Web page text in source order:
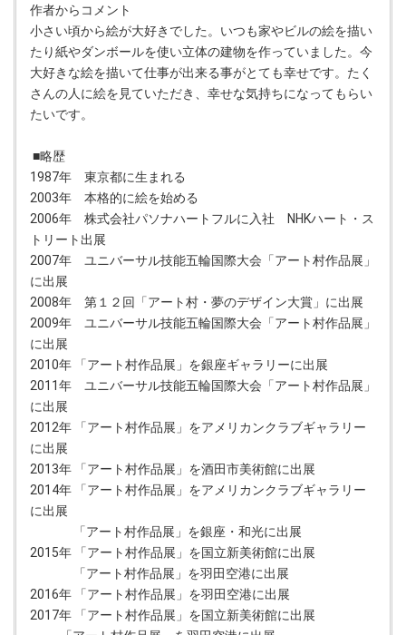
作者からコメント
小さい頃から絵が大好きでした。いつも家やビルの絵を描い
たり紙やダンボールを使い立体の建物を作っていました。今
大好きな絵を描いて仕事が出来る事がとても幸せです。たく
さんの人に絵を見ていただき、幸せな気持ちになってもらい
たいです。
■略歴
1987年 東京都に生まれる
2003年 本格的に絵を始める
2006年 株式会社パソナハートフルに入社 NHKハート・ス
トリート出展
2007年 ユニバーサル技能五輪国際大会「アート村作品展」
に出展
2008年 第１２回「アート村・夢のデザイン大賞」に出展
2009年 ユニバーサル技能五輪国際大会「アート村作品展」
に出展
2010年 「アート村作品展」を銀座ギャラリーに出展
2011年 ユニバーサル技能五輪国際大会「アート村作品展」
に出展
2012年 「アート村作品展」をアメリカンクラブギャラリー
に出展
2013年 「アート村作品展」を酒田市美術館に出展
2014年 「アート村作品展」をアメリカンクラブギャラリー
に出展
「アート村作品展」を銀座・和光に出展
2015年 「アート村作品展」を国立新美術館に出展
「アート村作品展」を羽田空港に出展
2016年 「アート村作品展」を羽田空港に出展
2017年 「アート村作品展」を国立新美術館に出展